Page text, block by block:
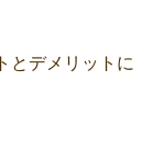
とデメリットに